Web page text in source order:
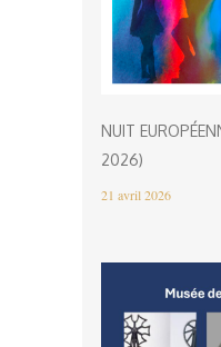
NUIT
2026)
21 avril 2026